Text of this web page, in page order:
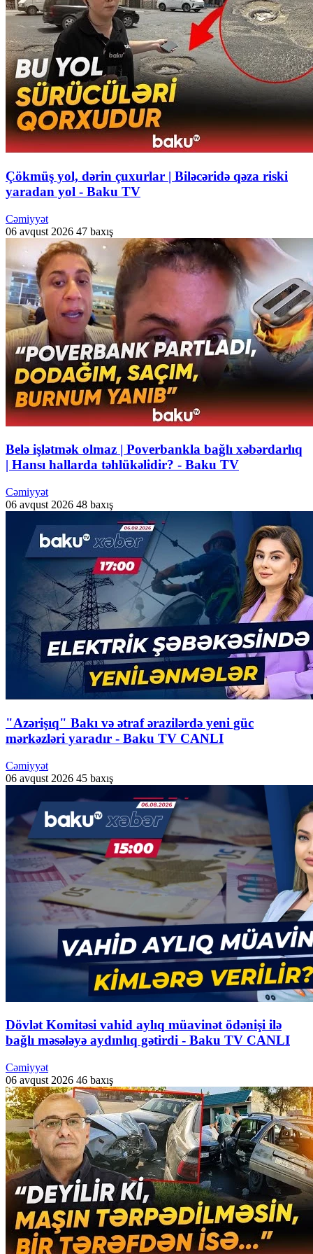
Çökmüş yol, dərin çuxurlar | Biləcəridə qəza riski
yaradan yol - Baku TV
Cəmiyyət
06 avqust 2026 47 baxış
Belə işlətmək olmaz | Poverbankla bağlı xəbərdarlıq
| Hansı hallarda təhlükəlidir? - Baku TV
Cəmiyyət
06 avqust 2026 48 baxış
"Azərişıq" Bakı və ətraf ərazilərdə yeni güc
mərkəzləri yaradır - Baku TV CANLI
Cəmiyyət
06 avqust 2026 45 baxış
Dövlət Komitəsi vahid aylıq müavinət ödənişi ilə
bağlı məsələyə aydınlıq gətirdi - Baku TV CANLI
Cəmiyyət
06 avqust 2026 46 baxış